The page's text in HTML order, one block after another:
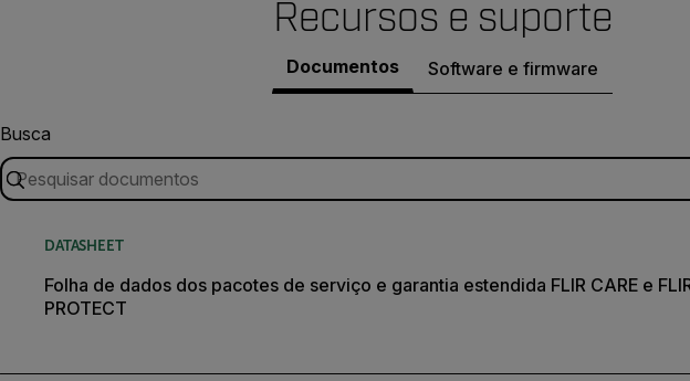
Recursos e suporte
Documentos Software e firmware
Busca
DATASHEET
Folha de dados dos pacotes de serviço e garantia estendida FLIR CARE e
PROTECT